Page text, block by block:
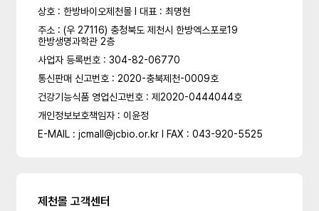
상호 : 한방바이오제천몰 l 대표 : 최명현
주소 : (우 27116) 충청북도 제천시 한방엑스포로19
한방생명과학관 2층
사업자 등록번호 : 304-82-06770
통신판매 신고번호 : 2020-충북제천-0009호
건강기능식품 영업신고번호 : 제2020-0444044호
개인정보보호책임자 : 이윤정
E-MAIL : jcmall@jcbio.or.kr l FAX : 043-920-5525
제천몰 고객센터